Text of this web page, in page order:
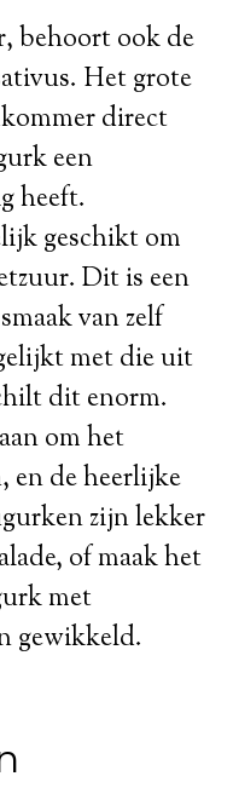
behoort ook de
Het grote
direct
een
heeft.
geschikt om
Dit is een
van zelf
met die uit
dit enorm.
om het
en de heerlijke
zijn lekker
of maak het
met
gewikkeld.